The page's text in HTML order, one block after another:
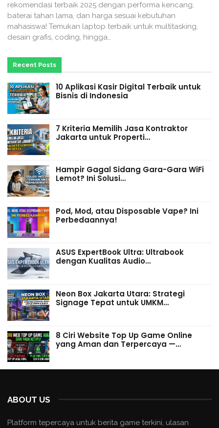
rekomendasi terbaik 2025 dengan performa kencang,
baterai tahan lama, dan harga sesuai kebutuhan
mahasiswa! Temukan laptop terbaik untuk multitasking,
desain grafis, coding, hingga…
Recent Posts
10 Aplikasi Kasir Digital Terbaik untuk
Bisnis di Indonesia
7 Kriteria Memilih Jasa Kontraktor
Jakarta untuk Properti…
Hampir Gagal Sidang Gara-Gara WiFi
Lemot? Ini Solusi…
Pod, Mod, atau Disposable Vape? Ini
Perbedaannya!
ASUS ExpertBook Ultra: Ultrabook
dengan Kualitas Audio…
Neon Box Jakarta Utara: Strategi
Signage Tepat untuk UMKM…
8 Ciri Website Top Up Game Online
yang Aman dan Terpercaya —…
ABOUT US
Platform tepercaya untuk berita game terkini, ulasan